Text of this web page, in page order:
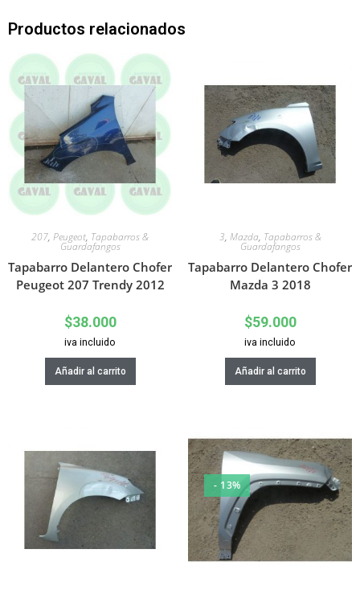
Productos relacionados
207, Peugeot, Tapabarros &
Guardafangos
Tapabarro Delantero Chofer
Peugeot 207 Trendy 2012
$38.000
iva incluido
Añadir al carrito
3, Mazda, Tapabarros &
Guardafangos
Tapabarro Delantero Chofer
Mazda 3 2018
$59.000
iva incluido
Añadir al carrito
- 13%